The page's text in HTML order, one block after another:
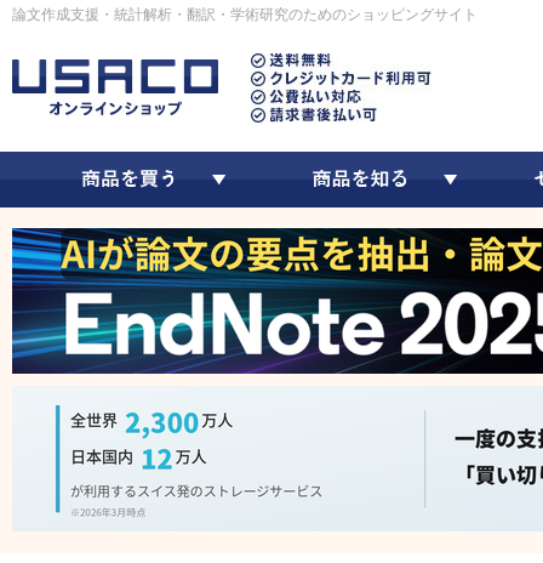
論文作成支援・統計解析・翻訳・学術研究のためのショッピングサイト